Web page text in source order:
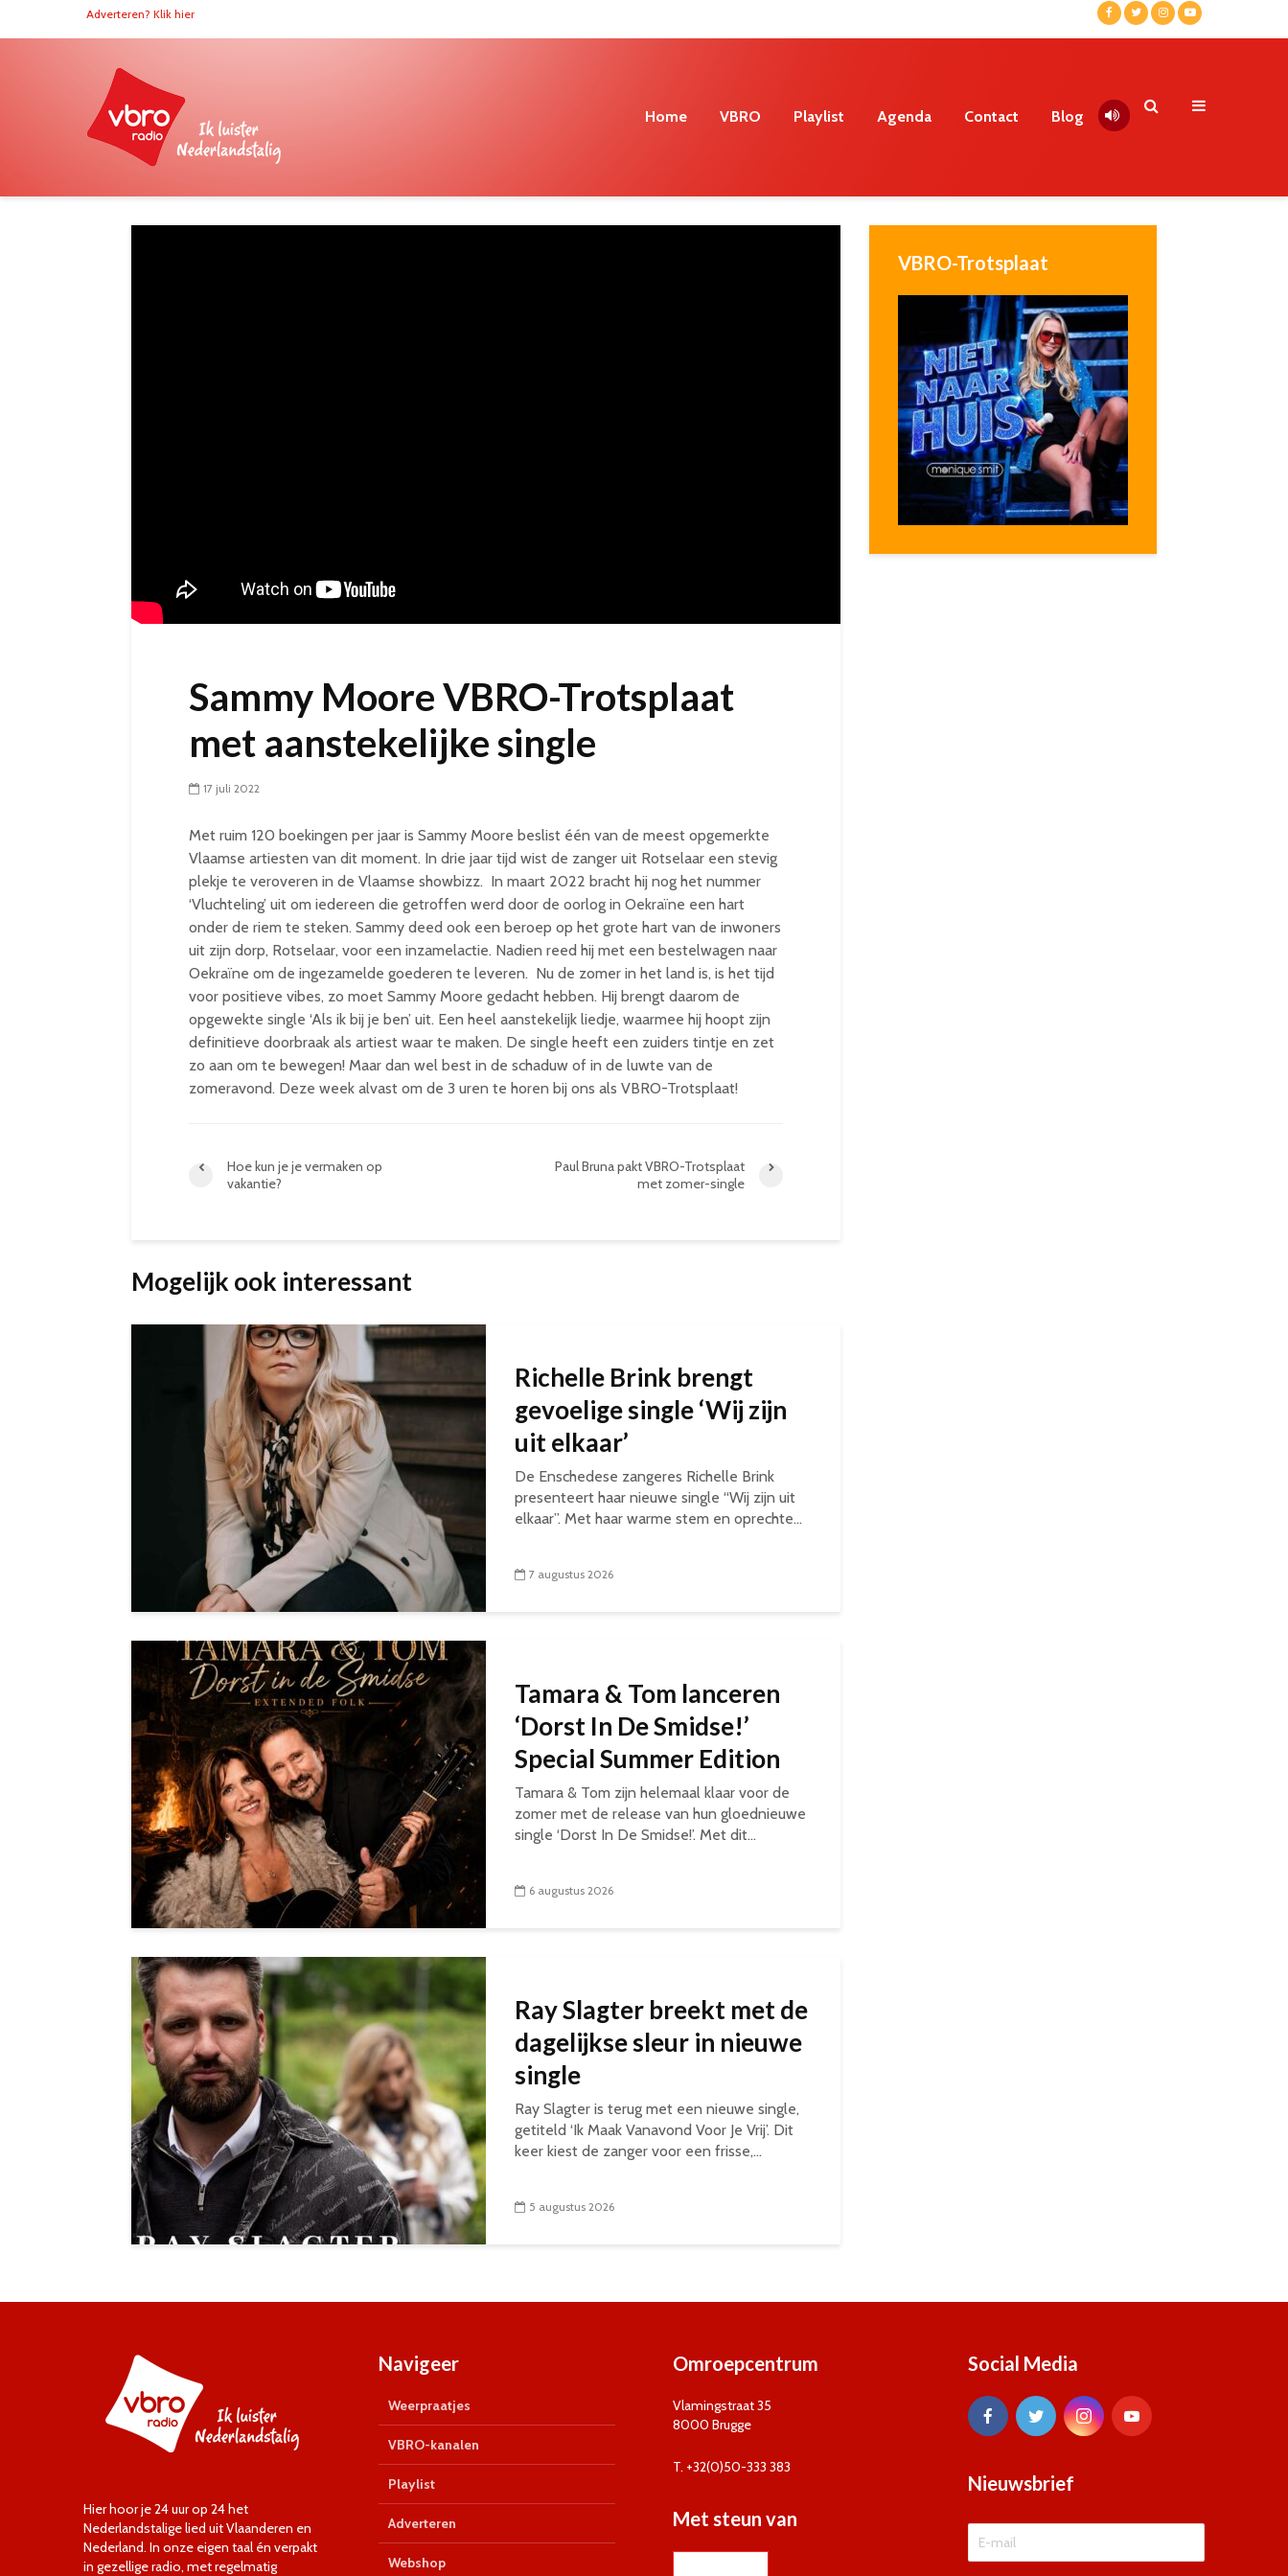
Adverteren? Klik hier
Home VBRO Playlist Agenda Contact Blog
Sammy Moore VBRO-Trotsplaat
met aanstekelijke single
17 juli 2022
Met ruim 120 boekingen per jaar is Sammy Moore beslist één van de meest opgemerkte
Vlaamse artiesten van dit moment. In drie jaar tijd wist de zanger uit Rotselaar een stevig
plekje te veroveren in de Vlaamse showbizz. In maart 2022 bracht hij nog het nummer
‘Vluchteling’ uit om iedereen die getroffen werd door de oorlog in Oekraïne een hart
onder de riem te steken. Sammy deed ook een beroep op het grote hart van de inwoners
uit zijn dorp, Rotselaar, voor een inzamelactie. Nadien reed hij met een bestelwagen naar
Oekraïne om de ingezamelde goederen te leveren. Nu de zomer in het land is, is het tijd
voor positieve vibes, zo moet Sammy Moore gedacht hebben. Hij brengt daarom de
opgewekte single ‘Als ik bij je ben’ uit. Een heel aanstekelijk liedje, waarmee hij hoopt zijn
definitieve doorbraak als artiest waar te maken. De single heeft een zuiders tintje en zet
zo aan om te bewegen! Maar dan wel best in de schaduw of in de luwte van de
zomeravond. Deze week alvast om de 3 uren te horen bij ons als VBRO-Trotsplaat!
Hoe kun je je vermaken op
vakantie?
Paul Bruna pakt VBRO-Trotsplaat
met zomer-single
Mogelijk ook interessant
Richelle Brink brengt
gevoelige single ‘Wij zijn
uit elkaar’
De Enschedese zangeres Richelle Brink
presenteert haar nieuwe single “Wij zijn uit
elkaar”. Met haar warme stem en oprechte...
7 augustus 2026
Tamara & Tom lanceren
‘Dorst In De Smidse!’
Special Summer Edition
Tamara & Tom zijn helemaal klaar voor de
zomer met de release van hun gloednieuwe
single ‘Dorst In De Smidse!’. Met dit...
6 augustus 2026
Ray Slagter breekt met de
dagelijkse sleur in nieuwe
single
Ray Slagter is terug met een nieuwe single,
getiteld ‘Ik Maak Vanavond Voor Je Vrij’. Dit
keer kiest de zanger voor een frisse,...
5 augustus 2026
VBRO-Trotsplaat
Hier hoor je 24 uur op 24 het
Nederlandstalige lied uit Vlaanderen en
Nederland. In onze eigen taal én verpakt
in gezellige radio, met regelmatig
Navigeer
Weerpraatjes
VBRO-kanalen
Playlist
Adverteren
Webshop
Omroepcentrum
Vlamingstraat 35
8000 Brugge
T. +32(0)50-333 383
Met steun van
Social Media
Nieuwsbrief